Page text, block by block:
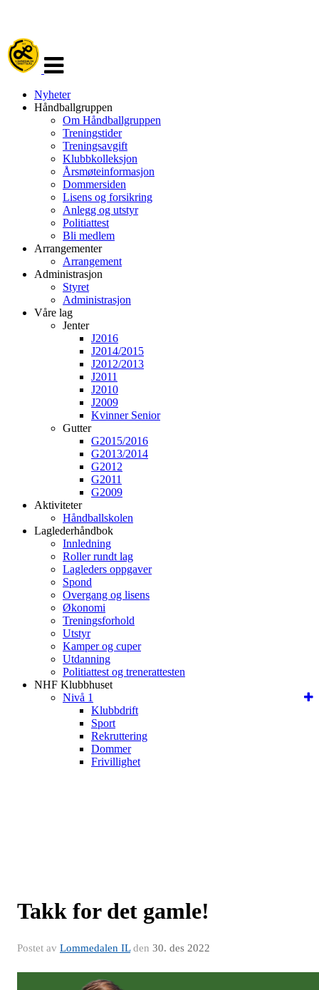
navigasjon
Nyheter
Håndballgruppen
Om Håndballgruppen
Treningstider
Treningsavgift
Klubbkolleksjon
Årsmøteinformasjon
Dommersiden
Lisens og forsikring
Anlegg og utstyr
Politiattest
Bli medlem
Arrangementer
Arrangement
Administrasjon
Styret
Administrasjon
Våre lag
Jenter
J2016
J2014/2015
J2012/2013
J2011
J2010
J2009
Kvinner Senior
Gutter
G2015/2016
G2013/2014
G2012
G2011
G2009
Aktiviteter
Håndballskolen
Laglederhåndbok
Innledning
Roller rundt lag
Lagleders oppgaver
Spond
Overgang og lisens
Økonomi
Treningsforhold
Utstyr
Kamper og cuper
Utdanning
Politiattest og trenerattesten
NHF Klubbhuset
Nivå 1
Klubbdrift
Sport
Rekruttering
Dommer
Frivillighet
Takk for det gamle!
Postet av Lommedalen ILden 30. des 2022